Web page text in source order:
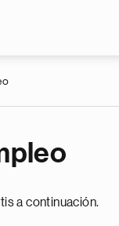
a continuación.